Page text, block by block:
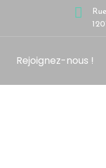
Rejoignez-nous !